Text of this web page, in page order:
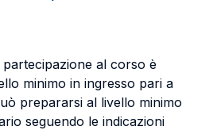
al corso è
minimo in ingresso pari a
prepararsi al livello minimo
seguendo le indicazioni